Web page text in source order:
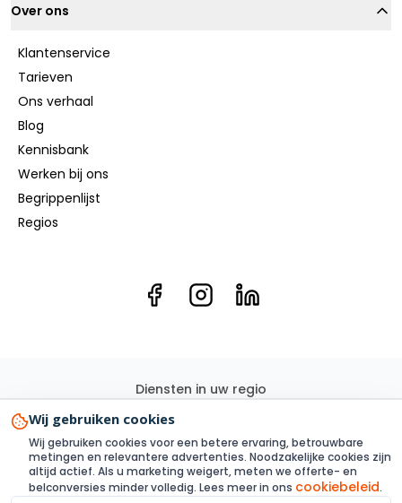
Wij gebruiken cookies
Wij gebruiken cookies voor een betere ervaring, betrouwbare
metingen en relevantere advertenties. Noodzakelijke cookies zijn
altijd actief. Als u marketing weigert, meten we offerte- en
belconversies minder volledig. Lees meer in ons cookiebeleid.
Over ons
Klantenservice
Tarieven
Ons verhaal
Blog
Kennisbank
Werken bij ons
Begrippenlijst
Regios
Diensten in uw regio
ElektricienGroepenkast
3 FaseElektra aanleggenLaadpaalZonnepanelen
Elektra inspectieThuisbatterij